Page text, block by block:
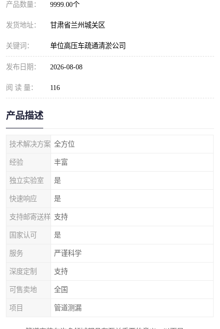
产品数量： 9999.00个
发货地址： 甘肃省兰州城关区
关键词： 单位高压车疏通清淤公司
发布日期： 2026-08-08
阅 读 量： 116
产品描述
技术解决方案 全方位
经验 丰富
独立实验室 是
快速响应 是
支持邮寄送样 支持
国家认可 是
服务 严谨科学
深度定制 支持
可售卖地 全国
项目 管道测漏